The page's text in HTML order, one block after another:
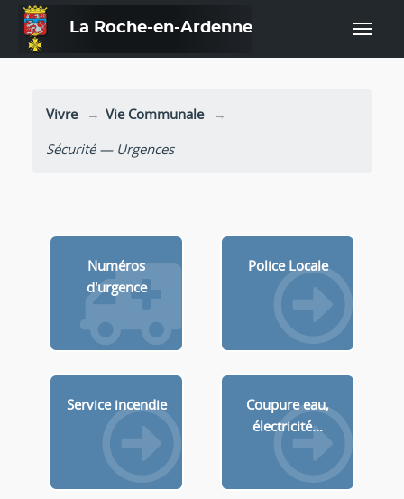
La Roche-en-Ardenne —
Vivre
Vie Communale
Sécurité — Urgences
Numéros
d'urgence
Police Locale
Service incendie
Coupure eau,
électricité...